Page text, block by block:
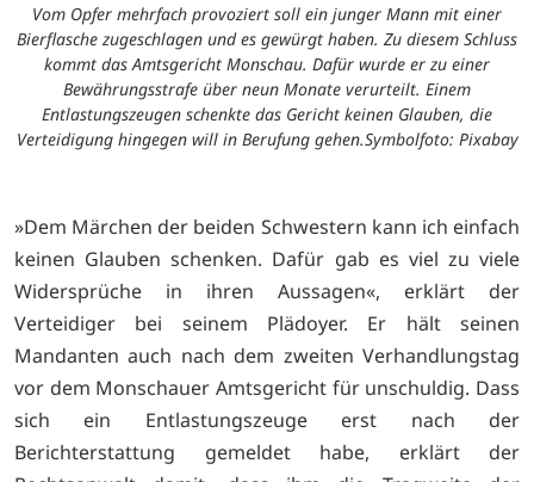
Vom Opfer mehrfach provoziert soll ein junger Mann mit einer
Bierflasche zugeschlagen und es gewürgt haben. Zu diesem Schluss
kommt das Amtsgericht Monschau. Dafür wurde er zu einer
Bewährungsstrafe über neun Monate verurteilt. Einem
Entlastungszeugen schenkte das Gericht keinen Glauben, die
Verteidigung hingegen will in Berufung gehen.Symbolfoto: Pixabay
»Dem Märchen der beiden Schwestern kann ich einfach
keinen Glauben schenken. Dafür gab es viel zu viele
Widersprüche in ihren Aussagen«, erklärt der
Verteidiger bei seinem Plädoyer. Er hält seinen
Mandanten auch nach dem zweiten Verhandlungstag
vor dem Monschauer Amtsgericht für unschuldig. Dass
sich ein Entlastungszeuge erst nach der
Berichterstattung gemeldet habe, erklärt der